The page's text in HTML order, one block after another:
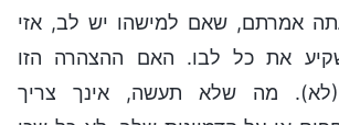
אמרתם, שאם למישהו יש לב, אזי
את כל לבו. האם ההצהרה הזו
(לא). מה שלא תעשה, אינך צריך